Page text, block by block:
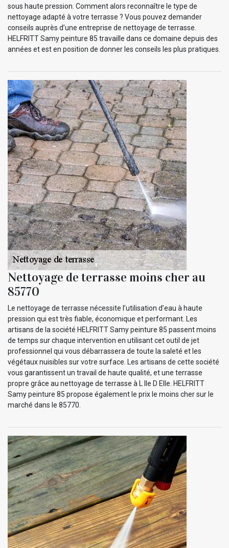
sous haute pression. Comment alors reconnaître le type de
nettoyage adapté à votre terrasse ? Vous pouvez demander
conseils auprès d’une entreprise de nettoyage de terrasse.
HELFRITT Samy peinture 85 travaille dans ce domaine depuis des
années et est en position de donner les conseils les plus pratiques.
Nettoyage de terrasse moins cher au
85770
Le nettoyage de terrasse nécessite l’utilisation d’eau à haute
pression qui est très fiable, économique et performant. Les
artisans de la société HELFRITT Samy peinture 85 passent moins
de temps sur chaque intervention en utilisant cet outil de jet
professionnel qui vous débarrassera de toute la saleté et les
végétaux nuisibles sur votre surface. Les artisans de cette société
vous garantissent un travail de haute qualité, et une terrasse
propre grâce au nettoyage de terrasse à L Ile D Elle. HELFRITT
Samy peinture 85 propose également le prix le moins cher sur le
marché dans le 85770.